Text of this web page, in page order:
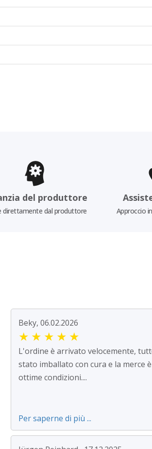
del produttore
direttamente dal produttore Approccio
Beky, 06.02.2026
★ ★ ★ ★ ★
L'ordine è arrivato velocemente,
stato imballato con cura e la merce
ottime condizioni....
Per saperne di più ...